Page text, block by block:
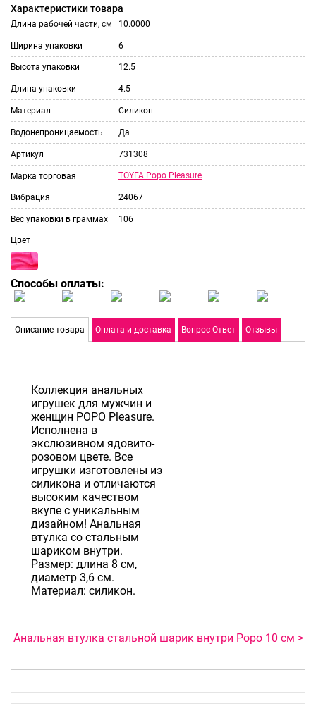
Характеристики товара
Длина рабочей части, см 10.0000
Ширина упаковки 6
Высота упаковки 12.5
Длина упаковки 4.5
Материал Силикон
Водонепроницаемость Да
Артикул 731308
Марка торговая TOYFA Popo Pleasure
Вибрация 24067
Вес упаковки в граммах 106
Цвет
Способы оплаты:
Описание товара Оплата и доставка Вопрос-Ответ Отзывы
Коллекция анальных
игрушек для мужчин и
женщин POPO Pleasure.
Исполнена в
экслюзивном ядовито-
розовом цвете. Все
игрушки изготовлены из
силикона и отличаются
высоким качеством
вкупе с уникальным
дизайном! Анальная
втулка со стальным
шариком внутри.
Размер: длина 8 см,
диаметр 3,6 см.
Материал: силикон.
Анальная втулка стальной шарик внутри Popo 10 см >